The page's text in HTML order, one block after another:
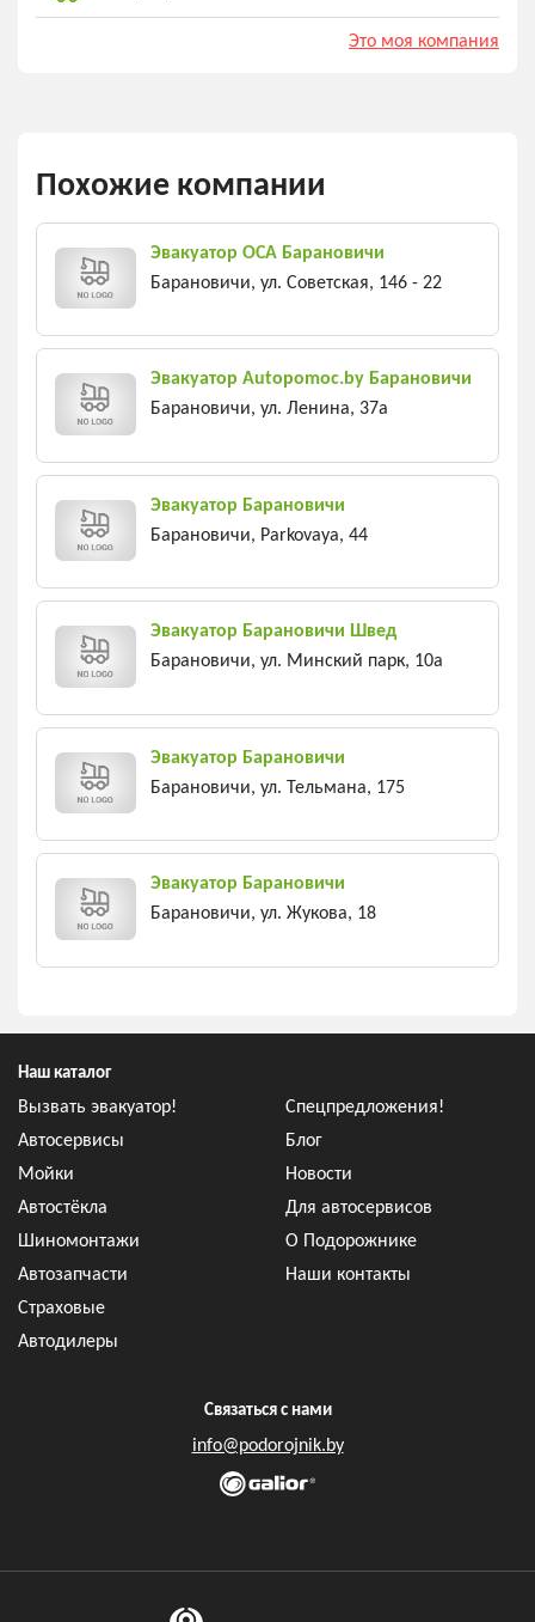
Это моя компания
Похожие компании
Эвакуатор ОСА Барановичи
Барановичи, ул. Советская, 146 - 22
Эвакуатор Autopomoc.by Барановичи
Барановичи, ул. Ленина, 37а
Эвакуатор Барановичи
Барановичи, Parkovaya, 44
Эвакуатор Барановичи Швед
Барановичи, ул. Минский парк, 10а
Эвакуатор Барановичи
Барановичи, ул. Тельмана, 175
Эвакуатор Барановичи
Барановичи, ул. Жукова, 18
Наш каталог
Вызвать эвакуатор!
Автосервисы
Мойки
Автостёкла
Шиномонтажи
Автозапчасти
Страховые
Автодилеры
Спецпредложения!
Блог
Новости
Для автосервисов
О Подорожнике
Наши контакты
Связаться с нами
info@podorojnik.by